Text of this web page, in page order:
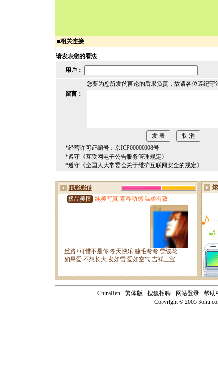
■相关连接
请发表您的看法
用户：
您要为您所发的言论的后果负责，故请各位遵纪守
留言：
*经营许可证编号：京ICP00000008号
*遵守《互联网电子公告服务管理规定》
*遵守《全国人大常委会关于维护互联网安全的规定》
ChinaRen - 繁体版 - 搜狐招聘 - 网站登录 - 帮助
Copyright © 2005